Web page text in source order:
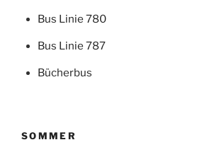
Bus Linie 780
Bus Linie 787
Bücherbus
SOMMER